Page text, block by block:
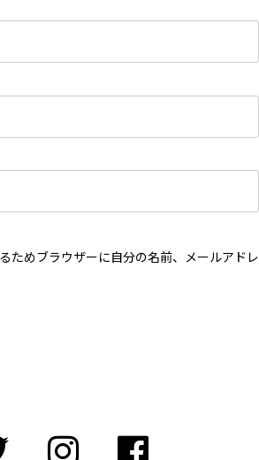
ためブラウザーに自分の名前、メールアドレ